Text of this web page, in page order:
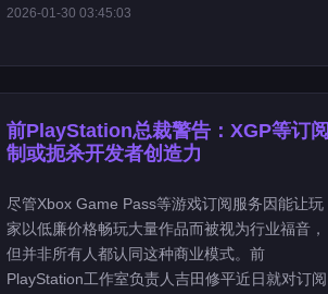
2026-01-30 03:45:03
前PlayStation总裁警告：XGP等订阅
制或扼杀开发者创造力
尽管Xbox Game Pass等游戏订阅服务因能让玩
家以低廉价格畅玩大量作品而被视为行业福音，
但并非所有人都认同这种商业模式。前
PlayStation工作室负责人吉田修平近日就对订阅